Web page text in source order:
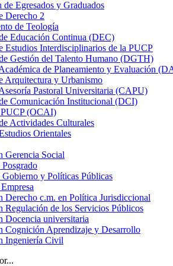
de Egresados y Graduados
Derecho 2
de Teología
Educación Continua (DEC)
Estudios Interdisciplinarios de la PUCP
Gestión del Talento Humano (DGTH)
de Planeamiento y Evaluación
Arquitectura y Urbanismo
Pastoral Universitaria (CAPU)
Comunicación Institucional (DCI)
(OCAI)
Actividades Culturales
Orientales
Gerencia Social
Posgrado
Gobierno y Políticas Públicas
Derecho c.m. en Política Jurisdiccional
Regulación de los Servicios Públicos
Docencia universitaria
Cognición Aprendizaje y Desarrollo
Ingeniería Civil